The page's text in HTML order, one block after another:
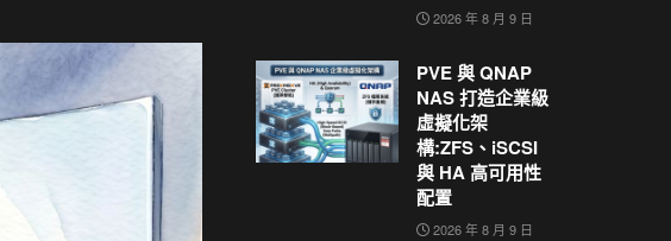
2026 年 8 月 9 日
PVE 與 QNAP
NAS 打造企業級
虛擬化架
構:ZFS、iSCSI
與 HA 高可用性
配置
2026 年 8 月 9 日